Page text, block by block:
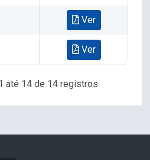
Ver
Ver
até 14 de 14 registros